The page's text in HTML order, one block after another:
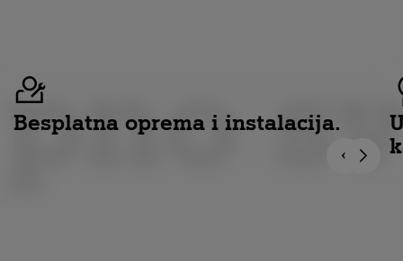
Besplatna oprema i instalacija.